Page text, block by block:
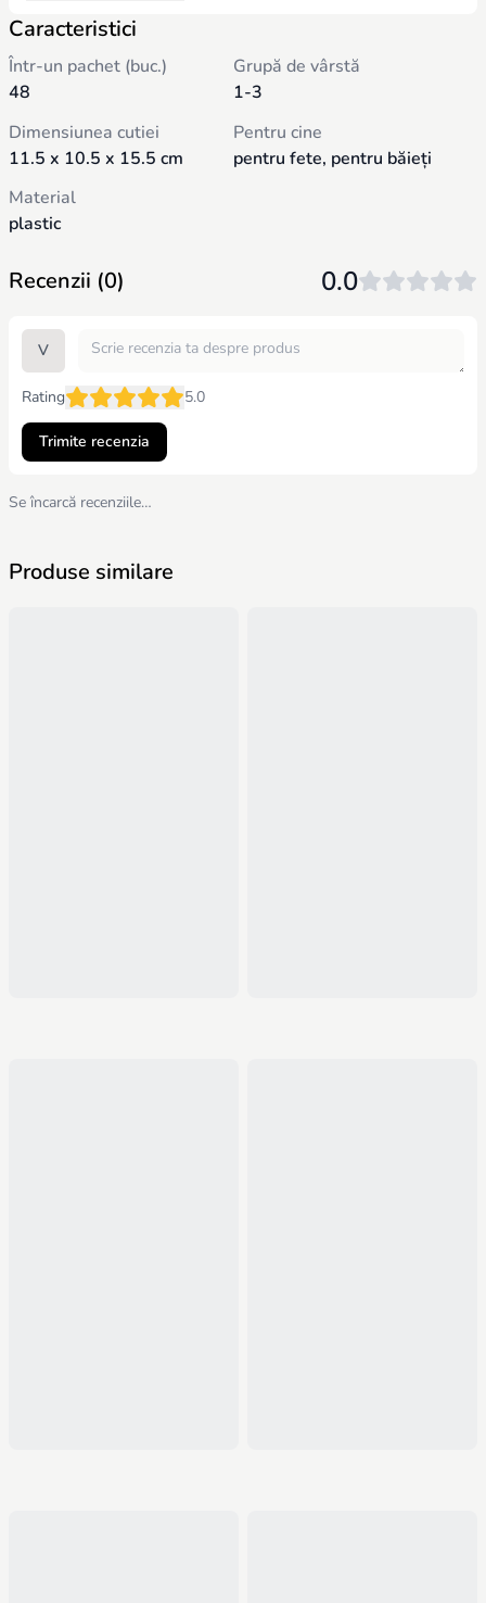
Învățarea formelor geometrice și culorilor: Jucăria ajută la
dimensiunilor, numerelor și relațiilor numerice. Această jucărie
cubică va deveni un instrument excelent pentru dezvoltarea
captivant și educativ.
Caracteristici
Într-un pachet (buc.)
48
Grupă de vârstă
1-3
Dimensiunea cutiei
11.5 x 10.5 x 15.5 cm
Pentru cine
pentru fete, pentru băieți
Material
plastic
Recenzii (0) 0.0
V
Rating 5.0
Trimite recenzia
Se încarcă recenziile…
Produse similare